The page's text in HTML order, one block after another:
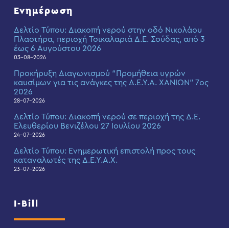
Ενημέρωση
Δελτίο Τύπου: Διακοπή νερού στην οδό Νικολάου
Πλαστήρα, περιοχή Τσικαλαριά Δ.Ε. Σούδας, από 3
έως 6 Αυγούστου 2026
03-08-2026
Προκήρυξη Διαγωνισμού “Προμήθεια υγρών
καυσίμων για τις ανάγκες της Δ.Ε.Υ.Α. ΧΑΝΙΩΝ” 7ος
2026
28-07-2026
Δελτίο Τύπου: Διακοπή νερού σε περιοχή της Δ.Ε.
Ελευθερίου Βενιζέλου 27 Ιουλίου 2026
24-07-2026
Δελτίο Τύπου: Eνημερωτική επιστολή προς τους
καταναλωτές της Δ.Ε.Υ.Α.Χ.
23-07-2026
I-Bill